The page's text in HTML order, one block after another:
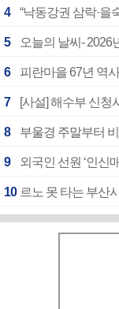
4 “낙동강권 삼락·을
5 오늘의 날씨- 2026
6 피란마을 67년 역
7 [사설] 해수부 신청
8 부울경 주말부터
9 외국인 선원 ‘인신
10 르노 못 타는 부산